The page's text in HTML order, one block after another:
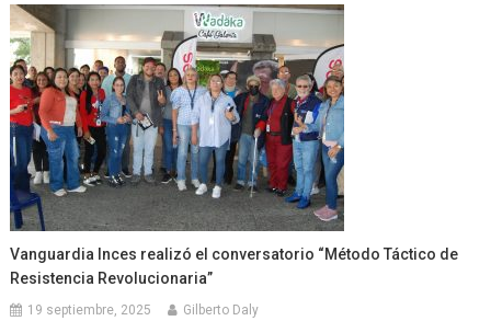
Vanguardia Inces realizó el conversatorio “Método Táctico de
Resistencia Revolucionaria”
19 septiembre, 2025 Gilberto Daly